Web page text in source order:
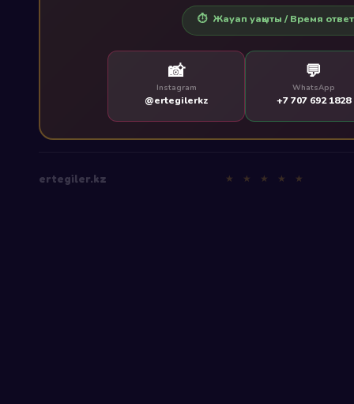
⏱️ Жауап уақыты / Время
📸
Instagram
@ertegilerkz
💬
WhatsApp
+7 707 692 1828
ertegiler.kz ★ ★ ★ ★ ★